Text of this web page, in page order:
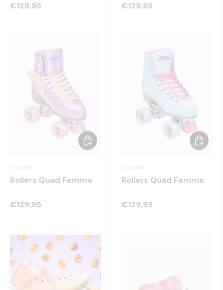
€129,95 €129,95
Rollers Quad Femme
€129,95
Choisir les options
Rollers Quad Femme
€129,95
Choisir